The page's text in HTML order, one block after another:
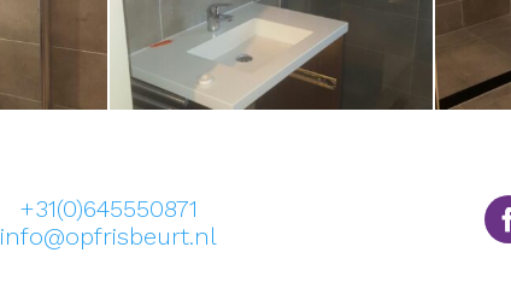
+31(0)645550871
info@opfrisbeurt.nl